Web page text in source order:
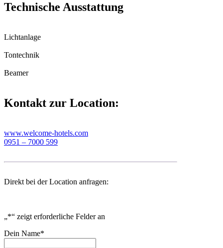
Technische Ausstattung
Lichtanlage
Tontechnik
Beamer
Kontakt zur Location:
www.welcome-hotels.com
0951 – 7000 599
Direkt bei der Location anfragen:
„*“ zeigt erforderliche Felder an
Dein Name*